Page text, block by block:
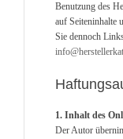
Benutzung des
auf Seiteninhalte
Sie dennoch
1. Inhalt des
Der Autor